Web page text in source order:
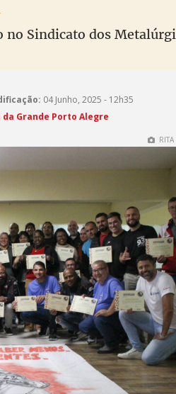
Sindicato dos
04 Junho, 2025 - 12h35
Grande Porto Alegre